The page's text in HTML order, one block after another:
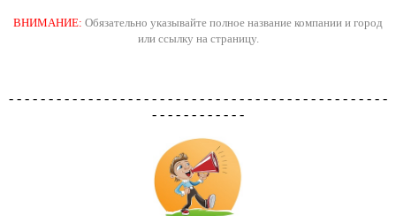
ВНИМАНИЕ: Обязательно указывайте полное название компании и город
или ссылку на страницу.
- - - - - - - - - - - - - - - - - - - - - - - - - - - - - - - - - - - - - - - - - - - - - - - -
- - - - - - - - - - - -